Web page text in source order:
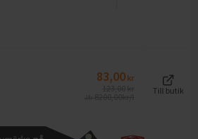
83,00 kr
Till butik